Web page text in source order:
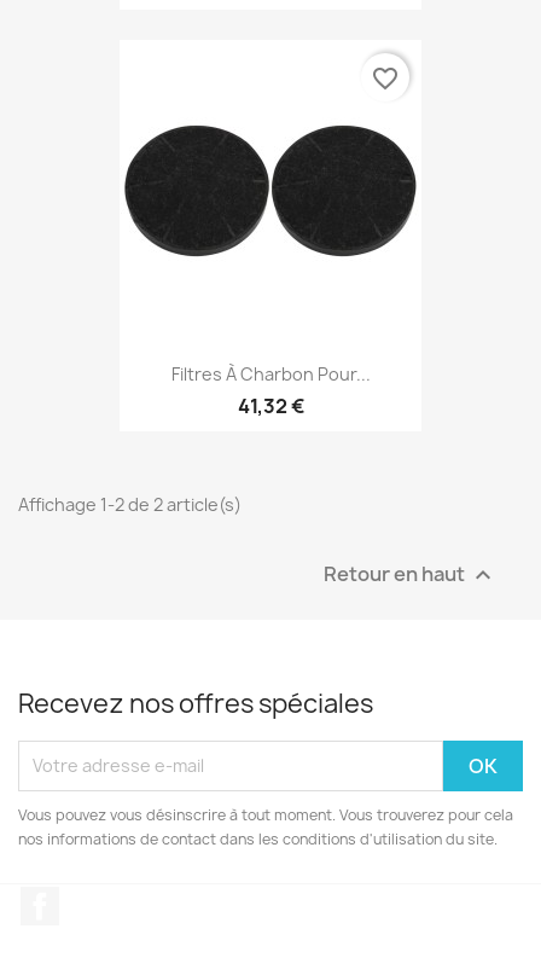
Filtres À Charbon Pour...
41,32 €
favorite_border
Affichage 1-2 de 2 article(s)
Retour en haut 
Recevez nos offres spéciales
Vous pouvez vous désinscrire à tout moment. Vous trouverez pour cela
nos informations de contact dans les conditions d'utilisation du site.